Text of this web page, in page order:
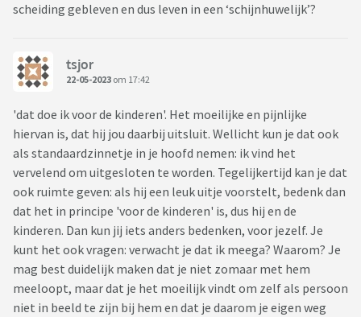
scheiding gebleven en dus leven in een ‘schijnhuwelijk’?
tsjor
22-05-2023 om 17:42
'dat doe ik voor de kinderen'. Het moeilijke en pijnlijke
hiervan is, dat hij jou daarbij uitsluit. Wellicht kun je dat ook
als standaardzinnetje in je hoofd nemen: ik vind het
vervelend om uitgesloten te worden. Tegelijkertijd kan je dat
ook ruimte geven: als hij een leuk uitje voorstelt, bedenk dan
dat het in principe 'voor de kinderen' is, dus hij en de
kinderen. Dan kun jij iets anders bedenken, voor jezelf. Je
kunt het ook vragen: verwacht je dat ik meega? Waarom? Je
mag best duidelijk maken dat je niet zomaar met hem
meeloopt, maar dat je het moeilijk vindt om zelf als persoon
niet in beeld te zijn bij hem en dat je daarom je eigen weg